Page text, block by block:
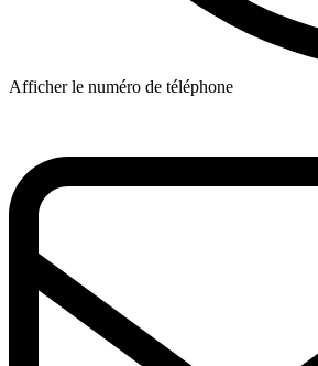
Afficher le numéro de téléphone